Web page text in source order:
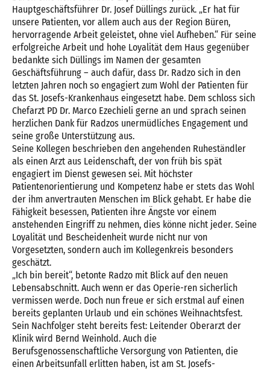
Hauptgeschäftsführer Dr. Josef Düllings zurück. „Er hat für
unsere Patienten, vor allem auch aus der Region Büren,
hervorragende Arbeit geleistet, ohne viel Aufheben.“ Für seine
erfolgreiche Arbeit und hohe Loyalität dem Haus gegenüber
bedankte sich Düllings im Namen der gesamten
Geschäftsführung – auch dafür, dass Dr. Radzo sich in den
letzten Jahren noch so engagiert zum Wohl der Patienten für
das St. Josefs-Krankenhaus eingesetzt habe. Dem schloss sich
Chefarzt PD Dr. Marco Ezechieli gerne an und sprach seinen
herzlichen Dank für Radzos unermüdliches Engagement und
seine große Unterstützung aus.
Seine Kollegen beschrieben den angehenden Ruheständler
als einen Arzt aus Leidenschaft, der von früh bis spät
engagiert im Dienst gewesen sei. Mit höchster
Patientenorientierung und Kompetenz habe er stets das Wohl
der ihm anvertrauten Menschen im Blick gehabt. Er habe die
Fähigkeit besessen, Patienten ihre Ängste vor einem
anstehenden Eingriff zu nehmen, dies könne nicht jeder. Seine
Loyalität und Bescheidenheit wurde nicht nur von
Vorgesetzten, sondern auch im Kollegenkreis besonders
geschätzt.
„Ich bin bereit“, betonte Radzo mit Blick auf den neuen
Lebensabschnitt. Auch wenn er das Operie-ren sicherlich
vermissen werde. Doch nun freue er sich erstmal auf einen
bereits geplanten Urlaub und ein schönes Weihnachtsfest.
Sein Nachfolger steht bereits fest: Leitender Oberarzt der
Klinik wird Bernd Weinhold. Auch die
Berufsgenossenschaftliche Versorgung von Patienten, die
einen Arbeitsunfall erlitten haben, ist am St. Josefs-